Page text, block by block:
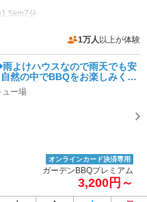
分
6月上旬 開園時間：いちご狩り
） その他 夏 8：00～18：
1万人 以上が体験
よけハウスなので雨天でも安
然の中でBBQをお楽しみくだ
すめ♪】
ュー場
オンラインカード決済専用
ガーデンBBQプレミアム
3,200円～